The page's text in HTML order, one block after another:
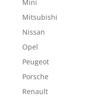
Mini
Mitsubishi
Nissan
Opel
Peugeot
Porsche
Renault